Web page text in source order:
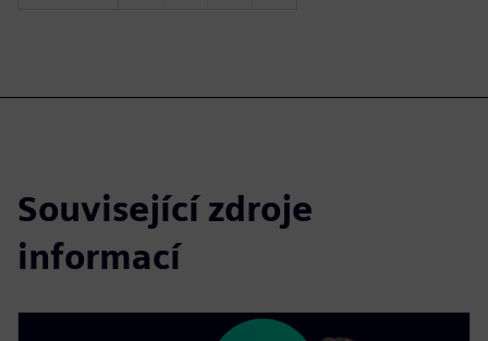
Související zdroje
informací